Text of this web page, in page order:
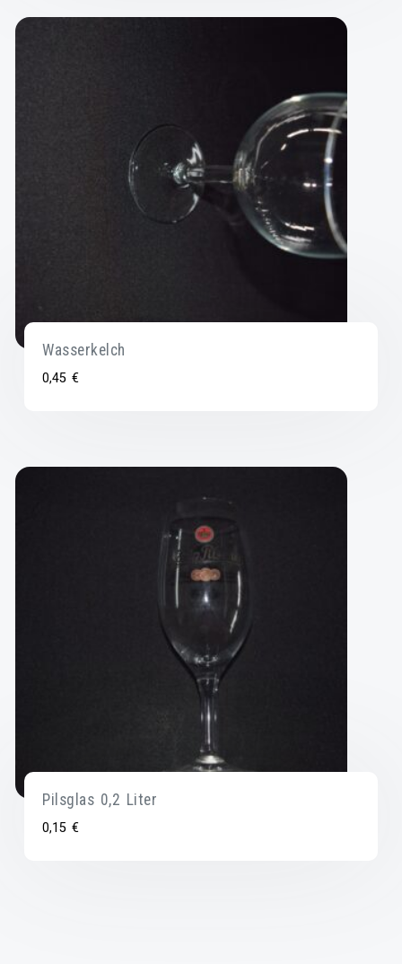
Wasserkelch
0,45€
Pilsglas 0,2 Liter
0,15€